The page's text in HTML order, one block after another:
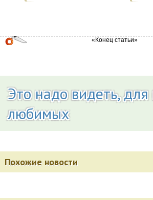
Это надо видеть, для
любимых
Похожие новости